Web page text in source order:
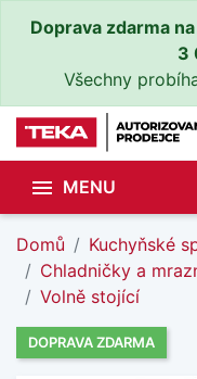
Doprava zdarma
3
Všechny
 MENU
Domů
Kuchyňské
Chladničky a
Volně stojící
DOPRAVA ZDARMA